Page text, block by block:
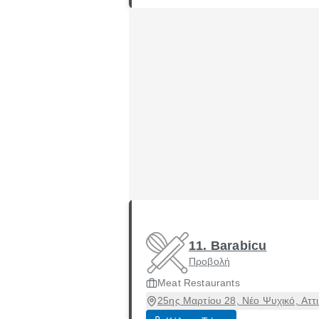
11. Barabicu
Προβολή
Meat Restaurants
25ης Μαρτίου 28, Νέο Ψυχικό,